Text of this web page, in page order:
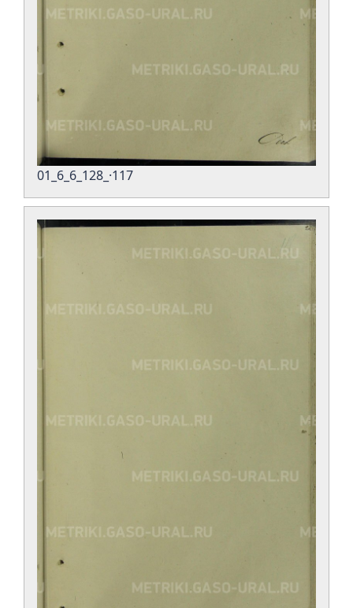
01_6_6_128_·117